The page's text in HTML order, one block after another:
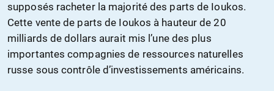
supposés racheter la majorité des parts de Ioukos.
Cette vente de parts de Ioukos à hauteur de 20
milliards de dollars aurait mis l’une des plus
importantes compagnies de ressources naturelles
russe sous contrôle d’investissements américains.